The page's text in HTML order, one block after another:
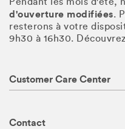
d'ouverture modifiées.
resterons à votre
9h30 à 16h30. Découvrez
Customer Care Center
Contact